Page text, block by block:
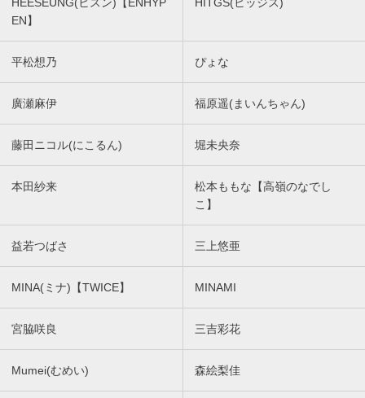
EN】
平松想乃 ぴょな
廣瀬麻伊 福原遥(まいんちゃん)
藤田ニコル(にこるん) 堀未央奈
本田紗来
松本ももな【高嶺のなでし
こ】
益若つばさ 三上悠亜
MINA(ミナ)【TWICE】 MINAMI
宮脇咲良 三吉彩花
Mumei(むめい) 森絵梨佳